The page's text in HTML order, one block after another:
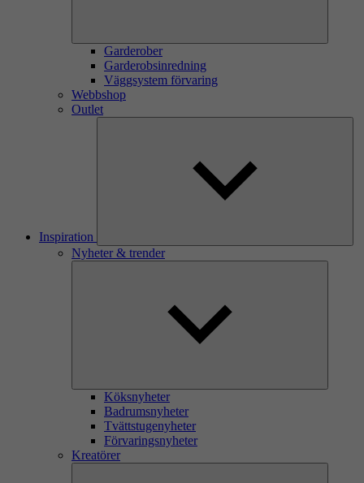
Garderober
Garderobsinredning
Väggsystem förvaring
Webbshop
Outlet
Inspiration
Nyheter & trender
Köksnyheter
Badrumsnyheter
Tvättstugenyheter
Förvaringsnyheter
Kreatörer